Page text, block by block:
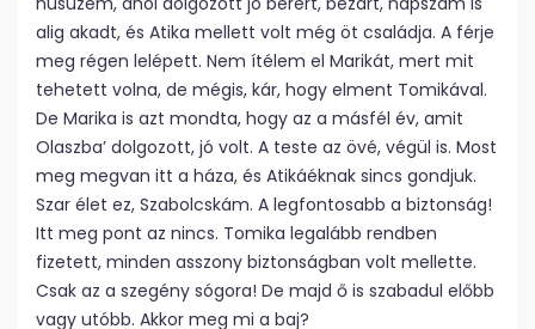
alig akadt, és Atika mellett volt még öt családja. A férje
meg régen lelépett. Nem ítélem el Marikát, mert mit
tehetett volna, de mégis, kár, hogy elment Tomikával.
De Marika is azt mondta, hogy az a másfél év, amit
Olaszba’ dolgozott, jó volt. A teste az övé, végül is. Most
meg megvan itt a háza, és Atikáéknak sincs gondjuk.
Szar élet ez, Szabolcskám. A legfontosabb a biztonság!
Itt meg pont az nincs. Tomika legalább rendben
fizetett, minden asszony biztonságban volt mellette.
Csak az a szegény sógora! De majd ő is szabadul előbb
vagy utóbb. Akkor meg mi a baj?